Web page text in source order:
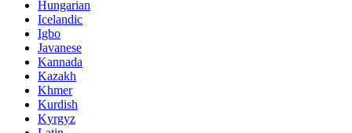
Hungarian
Icelandic
Igbo
Javanese
Kannada
Kazakh
Khmer
Kurdish
Kyrgyz